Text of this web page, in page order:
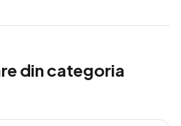
din categoria